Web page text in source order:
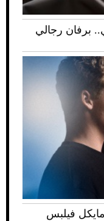
برفان رجالي
فيلبس